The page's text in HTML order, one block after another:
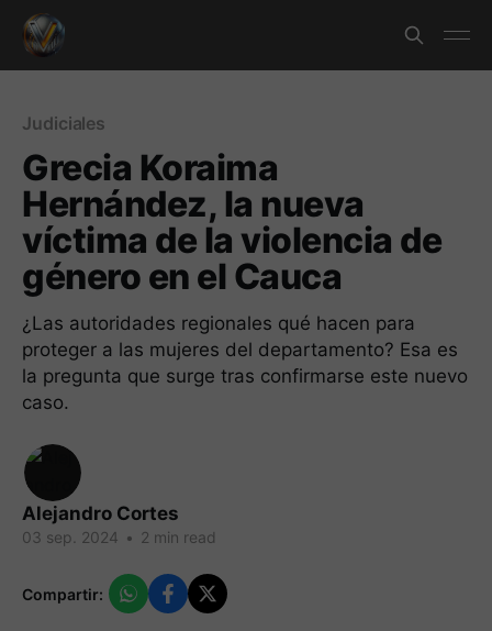
Judiciales
Grecia Koraima
Hernández, la nueva
víctima de la violencia de
género en el Cauca
¿Las autoridades regionales qué hacen para
proteger a las mujeres del departamento? Esa es
la pregunta que surge tras confirmarse este nuevo
caso.
Alejandro Cortes
03 sep. 2024 • 2 min read
Compartir: